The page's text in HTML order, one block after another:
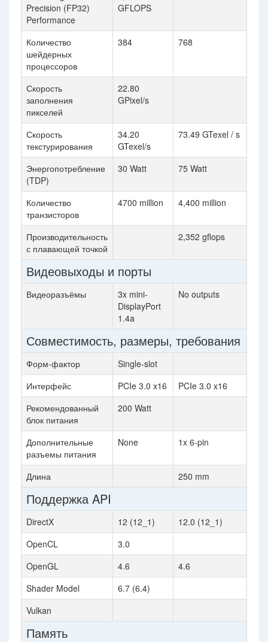
Precision (FP32)
Performance
GFLOPS
Количество
шейдерных
процессоров
384 768
Скорость
заполнения
пикселей
22.80
GPixel/s
Скорость
текстурирования
34.20
GTexel/s
73.49 GTexel / s
Энергопотребление
(TDP)
30 Watt 75 Watt
Количество
транзисторов
4700 million 4,400 million
Производительность
с плавающей точкой
2,352 gflops
Видеовыходы и порты
Видеоразъёмы
3x mini-
DisplayPort
1.4a
No outputs
Совместимость, размеры, требования
Форм-фактор
Single-slot
Интерфейс
PCIe 3.0 x16
PCIe 3.0 x16
Рекомендованный
блок питания
200 Watt
Дополнительные
разъемы питания
None 1x 6-pin
Длина 250 mm
Поддержка API
DirectX 12 (12_1)
12.0 (12_1)
OpenCL
3.0
OpenGL
4.6
4.6
Shader Model
6.7 (6.4)
Vulkan
Память